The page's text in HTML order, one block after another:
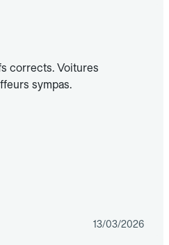
corrects. Voitures
sympas.
13/03/2026